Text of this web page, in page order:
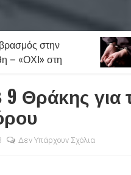
Έξι συλλήψεις
τυχερά παιχνίδια
για
Δεν Υπάρχουν Σχόλια